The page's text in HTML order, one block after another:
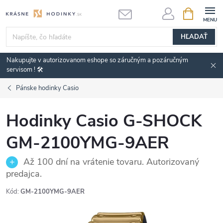
na
obsah
HĽADAŤ
KOŠÍK
Nakupujte v autorizovanom eshope so záručným a pozáručným
servisom ! 🛠️
Pánske hodinky Casio
Hodinky Casio G-SHOCK
GM-2100YMG-9AER
Až 100 dní na vrátenie tovaru. Autorizovaný
predajca.
Kód: GM-2100YMG-9AER